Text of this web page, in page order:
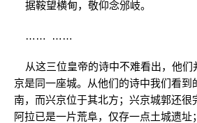
据鞍望横甸，敬仰念邠岐。
…… ……
从这三位皇帝的诗中不难看出，他们
京是同一座城。从他们的诗中我们看到
南，而兴京位于其北方；兴京城郭还很
阿拉已是一片荒阜，仅存一点土城遗址